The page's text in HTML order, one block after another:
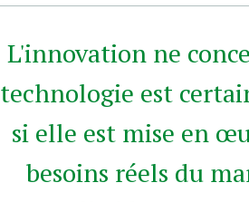
L'innovation ne
technologie est
si elle est mise en
besoins réels du